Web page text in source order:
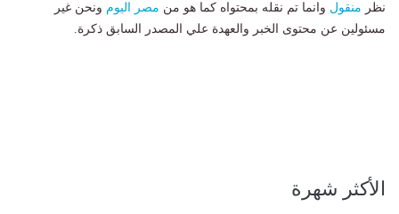
نظر منقول وانما تم نقله بمحتواه كما هو من مصر اليوم ونحن غير
مسئولين عن محتوى الخبر والعهدة علي المصدر السابق ذكرة.
الأكثر شهرة